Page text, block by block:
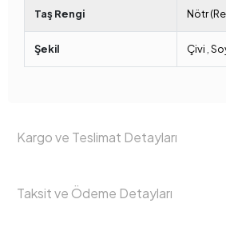
Taş Rengi Nötr
Şekil Çivi
Kargo ve Teslimat Detayları
Taksit ve Ödeme Detayları